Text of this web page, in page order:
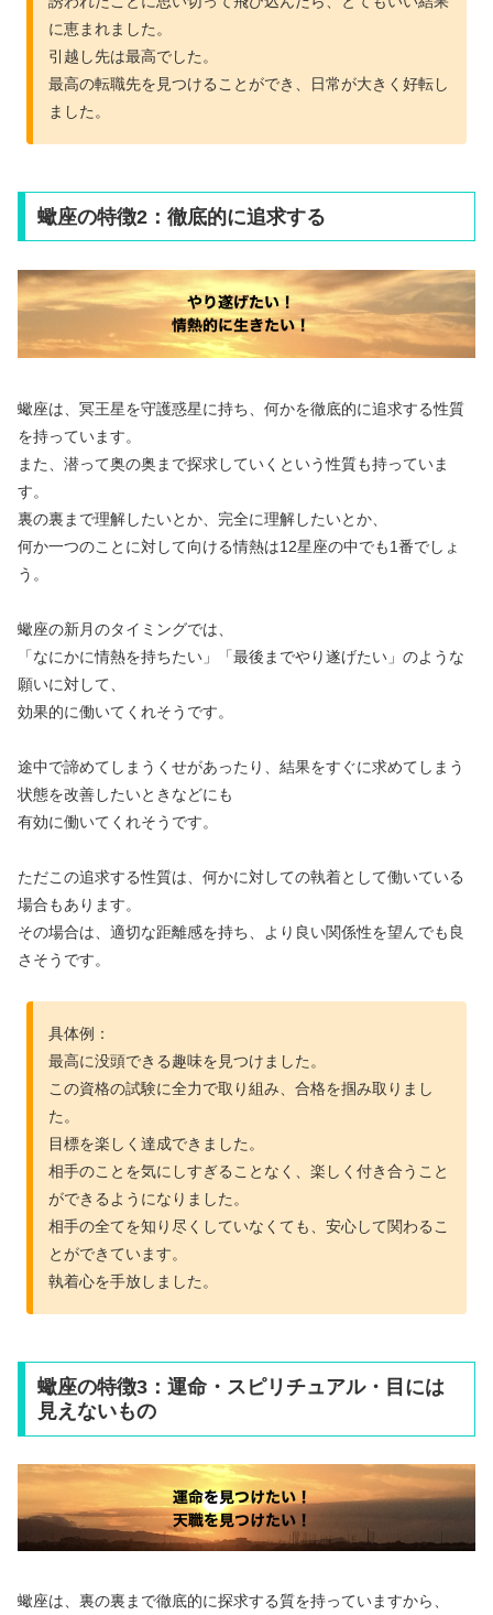
に恵まれました。
引越し先は最高でした。
最高の転職先を見つけることができ、日常が大きく好転し
ました。
蠍座の特徴2：徹底的に追求する
蠍座は、冥王星を守護惑星に持ち、何かを徹底的に追求する性質
を持っています。
また、潜って奥の奥まで探求していくという性質も持っていま
す。
裏の裏まで理解したいとか、完全に理解したいとか、
何か一つのことに対して向ける情熱は12星座の中でも1番でしょ
う。
蠍座の新月のタイミングでは、
「なにかに情熱を持ちたい」「最後までやり遂げたい」のような
願いに対して、
効果的に働いてくれそうです。
途中で諦めてしまうくせがあったり、結果をすぐに求めてしまう
状態を改善したいときなどにも
有効に働いてくれそうです。
ただこの追求する性質は、何かに対しての執着として働いている
場合もあります。
その場合は、適切な距離感を持ち、より良い関係性を望んでも良
さそうです。
具体例：
最高に没頭できる趣味を見つけました。
この資格の試験に全力で取り組み、合格を掴み取りまし
た。
目標を楽しく達成できました。
相手のことを気にしすぎることなく、楽しく付き合うこと
ができるようになりました。
相手の全てを知り尽くしていなくても、安心して関わるこ
とができています。
執着心を手放しました。
蠍座の特徴3：運命・スピリチュアル・目には
見えないもの
蠍座は、裏の裏まで徹底的に探求する質を持っていますから、